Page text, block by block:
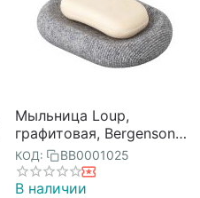
Мыльница Loup,
графитовая, Bergenson
Bjorn Bath
КОД: BB0001025
В наличии